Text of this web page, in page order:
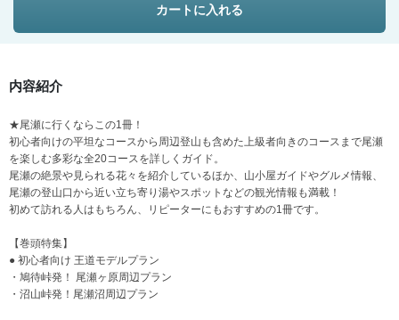
カートに入れる
内容紹介
★尾瀬に行くならこの1冊！
初心者向けの平坦なコースから周辺登山も含めた上級者向きのコースまで尾瀬
を楽しむ多彩な全20コースを詳しくガイド。
尾瀬の絶景や見られる花々を紹介しているほか、山小屋ガイドやグルメ情報、
尾瀬の登山口から近い立ち寄り湯やスポットなどの観光情報も満載！
初めて訪れる人はもちろん、リピーターにもおすすめの1冊です。
【巻頭特集】
● 初心者向け 王道モデルプラン
・鳩待峠発！ 尾瀬ヶ原周辺プラン
・沼山峠発！尾瀬沼周辺プラン